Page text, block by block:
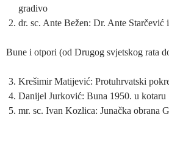
gradivo
dr. sc. Ante Bežen: Dr. Ante Starčević
Bune i otpori (od Drugog svjetskog rata
Krešimir Matijević: Protuhrvatski
Danijel Jurković: Buna 1950. u kotaru
mr. sc. Ivan Kozlica: Junačka obrana